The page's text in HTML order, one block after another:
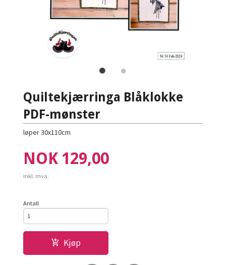
Quiltekjærringa Blåklokke
PDF-mønster
løper 30x110cm
Pris
NOK 129,00
inkl. mva.
Antall
Kjøp